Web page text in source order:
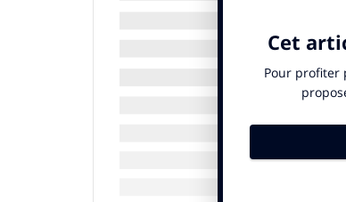
des personnes en situation de
Ces Trophées ont lieu tous les
The Good : Parmi tous les